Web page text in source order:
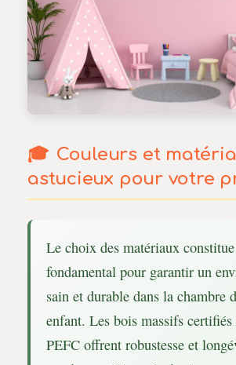
Couleurs et
astucieux pour votre
Le choix des matériaux
fondamental pour garantir un
sain et durable dans la chambre
enfant. Les bois massifs certifiés
PEFC offrent robustesse et